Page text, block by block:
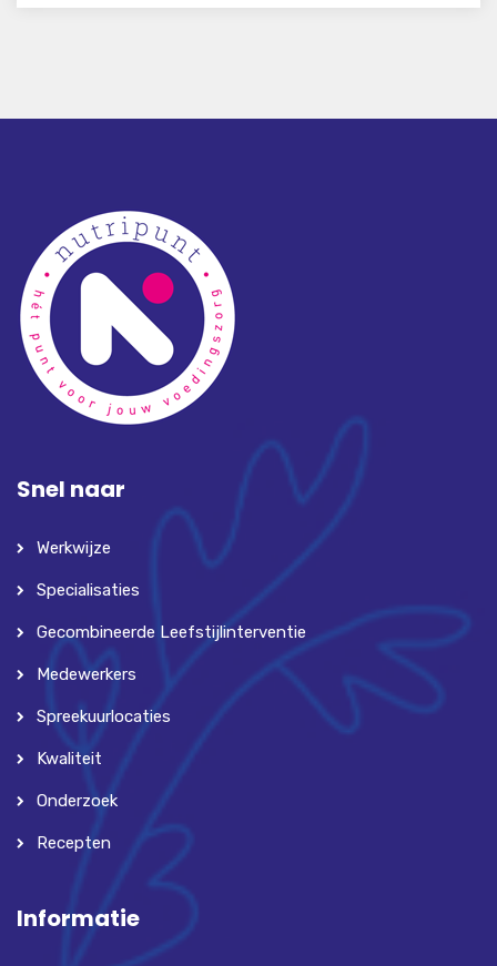
Snel naar
Werkwijze
Specialisaties
Gecombineerde Leefstijlinterventie
Medewerkers
Spreekuurlocaties
Kwaliteit
Onderzoek
Recepten
Informatie